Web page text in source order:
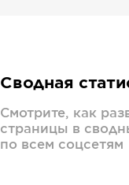
Сводная
Смотрите, как
страницы в
по всем соцсетям